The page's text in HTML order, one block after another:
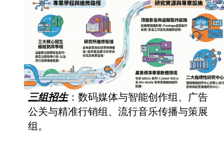
三组招生：数码媒体与智能创作组、广告
公关与精准行销组、流行音乐传播与策展
组。